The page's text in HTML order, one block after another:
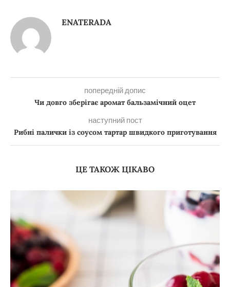
ENATERADA
попередній допис
Чи довго зберігає аромат бальзамічний оцет
наступний пост
Рибні палички із соусом тартар швидкого приготування
ЦЕ ТАКОЖ ЦІКАВО